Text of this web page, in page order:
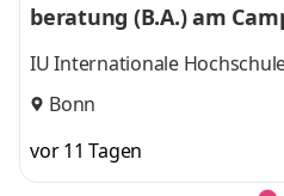
beratung (B.A.) am
IU Internationale
Bonn
vor 11 Tagen